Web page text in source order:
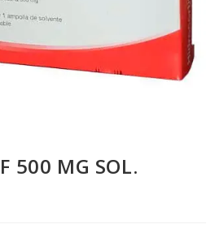
500 MG SOL.